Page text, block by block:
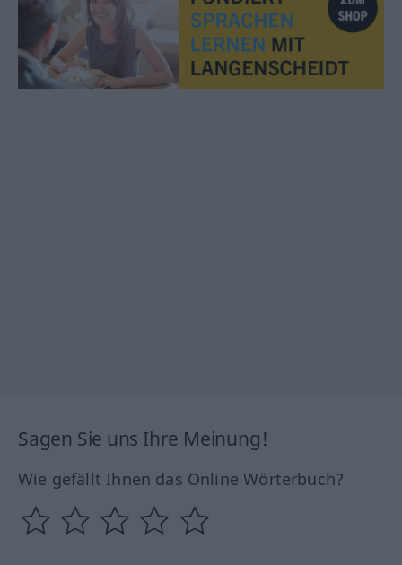
Sagen Sie uns Ihre Meinung!
Wie gefällt Ihnen das Online Wörterbuch?